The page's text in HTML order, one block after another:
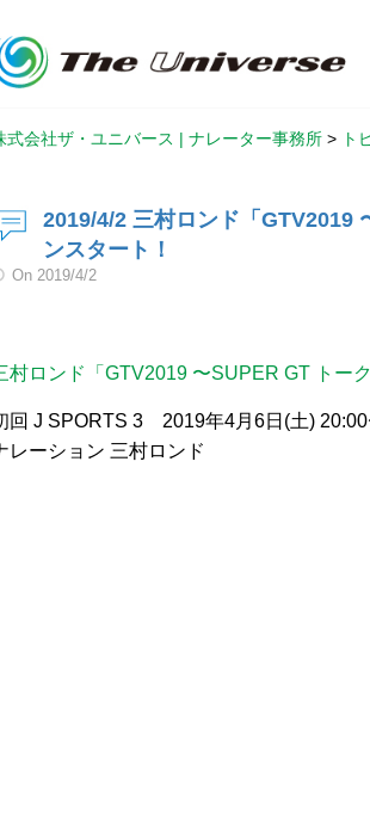
式会社ザ・ユニバース | ナレーター事務所 > ト
2019/4/2 三村ロンド「GTV2019
ンスタート！
On 2019/4/2
村ロンド「GTV2019 〜SUPER GT トー
回 J SPORTS 3 2019年4月6日(土) 20:00
レーション 三村ロンド